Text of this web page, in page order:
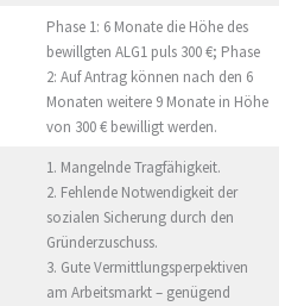
Phase 1: 6 Monate die Höhe des
bewillgten ALG1 puls 300 €; Phase
2: Auf Antrag können nach den 6
Monaten weitere 9 Monate in Höhe
von 300 € bewilligt werden.
1. Mangelnde Tragfähigkeit.
2. Fehlende Notwendigkeit der
sozialen Sicherung durch den
Gründerzuschuss.
3. Gute Vermittlungsperpektiven
am Arbeitsmarkt – genügend